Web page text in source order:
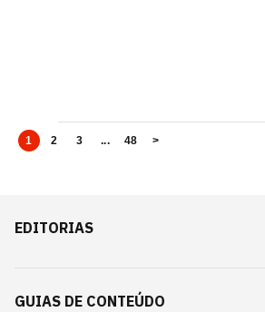
1 2 3 ... 48 >
EDITORIAS
GUIAS DE CONTEÚDO